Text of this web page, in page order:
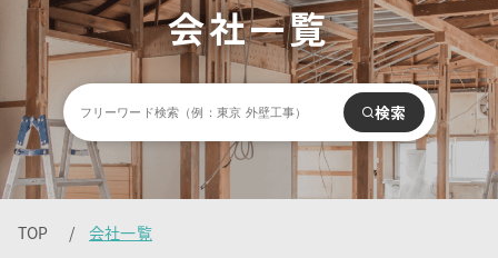
会社一覧
検索
TOP 会社一覧